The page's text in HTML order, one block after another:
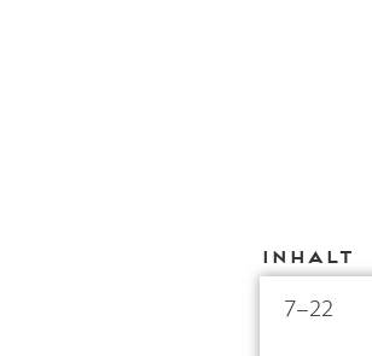
Inhalt
7–22